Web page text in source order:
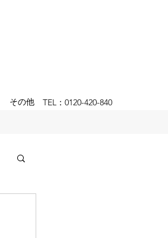
TEL：0120-420-840
その他